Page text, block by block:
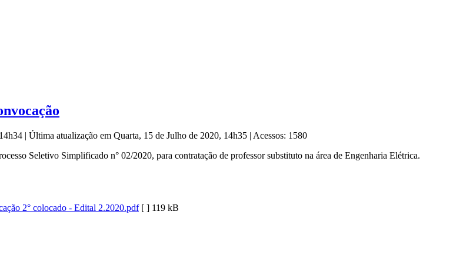
| Última atualização em Quarta, 15 de Julho de 2020, 14h35 | Acessos: 1580
Seletivo Simplificado n° 02/2020, para contratação de professor substituto na área de Engenharia Elétrica.
2° colocado - Edital 2.2020.pdf [ ] 119 kB